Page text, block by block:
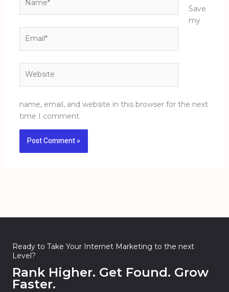
Save
my
name, email, and website in this browser for the next
time I comment.
Ready to Take Your Internet Marketing to the next
Level?
Rank Higher. Get Found. Grow
Faster.